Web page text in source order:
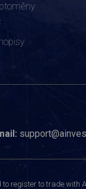
to register to trade with